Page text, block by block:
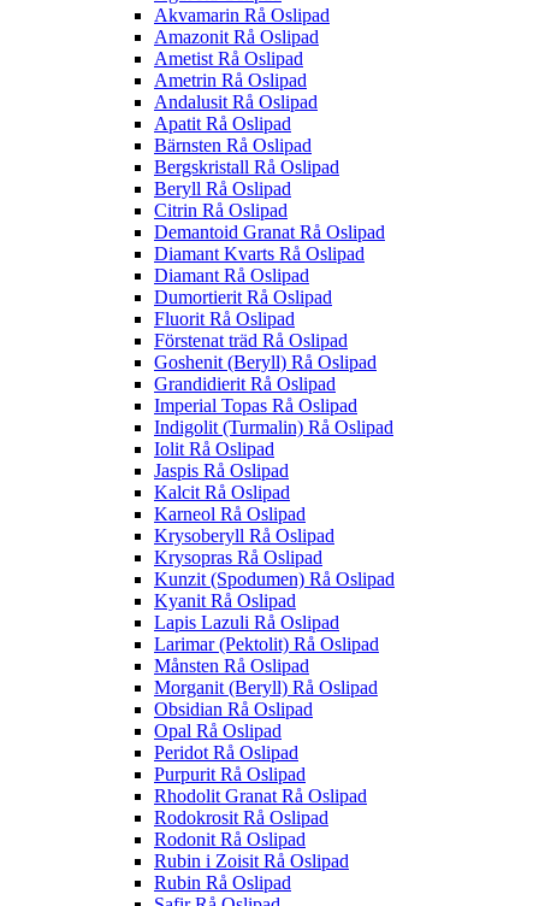
Akvamarin Rå Oslipad
Amazonit Rå Oslipad
Ametist Rå Oslipad
Ametrin Rå Oslipad
Andalusit Rå Oslipad
Apatit Rå Oslipad
Bärnsten Rå Oslipad
Bergskristall Rå Oslipad
Beryll Rå Oslipad
Citrin Rå Oslipad
Demantoid Granat Rå Oslipad
Diamant Kvarts Rå Oslipad
Diamant Rå Oslipad
Dumortierit Rå Oslipad
Fluorit Rå Oslipad
Förstenat träd Rå Oslipad
Goshenit (Beryll) Rå Oslipad
Grandidierit Rå Oslipad
Imperial Topas Rå Oslipad
Indigolit (Turmalin) Rå Oslipad
Iolit Rå Oslipad
Jaspis Rå Oslipad
Kalcit Rå Oslipad
Karneol Rå Oslipad
Krysoberyll Rå Oslipad
Krysopras Rå Oslipad
Kunzit (Spodumen) Rå Oslipad
Kyanit Rå Oslipad
Lapis Lazuli Rå Oslipad
Larimar (Pektolit) Rå Oslipad
Månsten Rå Oslipad
Morganit (Beryll) Rå Oslipad
Obsidian Rå Oslipad
Opal Rå Oslipad
Peridot Rå Oslipad
Purpurit Rå Oslipad
Rhodolit Granat Rå Oslipad
Rodokrosit Rå Oslipad
Rodonit Rå Oslipad
Rubin i Zoisit Rå Oslipad
Rubin Rå Oslipad